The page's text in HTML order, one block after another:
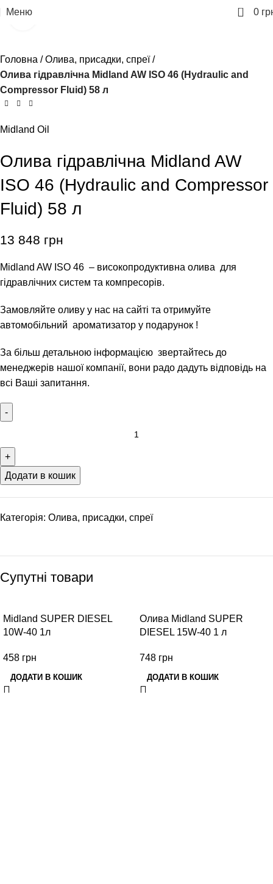
Меню 0 0
Головна
Олива, присадки, спреї
Олива гідравлічна Midland AW ISO 46 (Hydraulic and
Compressor Fluid) 58 л
Midland Oil
Олива гідравлічна Midland AW
ISO 46 (Hydraulic and Compressor
Fluid) 58 л
13 848 грн
Midland AW ISO 46 – високопродуктивна олива для
гідравлічних систем та компресорів.
Замовляйте оливу у нас на сайті та отримуйте
автомобільний ароматизатор у подарунок !
За більш детальною інформацією звертайтесь до
менеджерів нашої компанії, вони радо дадуть відповідь на
всі Ваші запитання.
Додати в кошик
Категорія: Олива, присадки, спреї
Супутні товари
Midland SUPER DIESEL
10W-40 1л
458 грн
ДОДАТИ В КОШИК
Олива Midland SUPER
DIESEL 15W-40 1 л
748 грн
ДОДАТИ В КОШИК